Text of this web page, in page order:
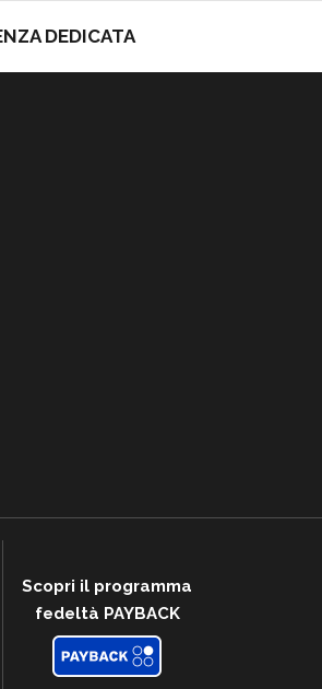
DEDICATA
Scopri il programma
fedeltà PAYBACK